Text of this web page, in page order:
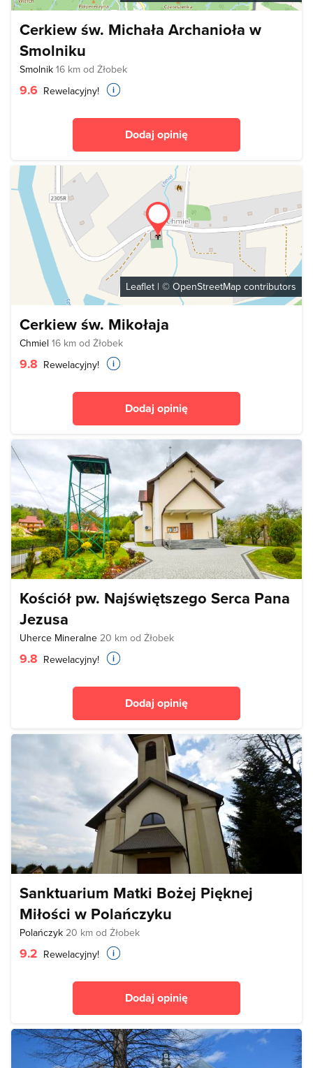
Cerkiew św. Michała Archanioła w
Smolniku
Smolnik 16 km od Żłobek
9.6 Rewelacyjny!
Dodaj opinię
Leaflet | © OpenStreetMap contributors
Cerkiew św. Mikołaja
Chmiel 16 km od Żłobek
9.8 Rewelacyjny!
Dodaj opinię
Kościół pw. Najświętszego Serca Pana
Jezusa
Uherce Mineralne 20 km od Żłobek
9.8 Rewelacyjny!
Dodaj opinię
Sanktuarium Matki Bożej Pięknej
Miłości w Polańczyku
Polańczyk 20 km od Żłobek
9.2 Rewelacyjny!
Dodaj opinię